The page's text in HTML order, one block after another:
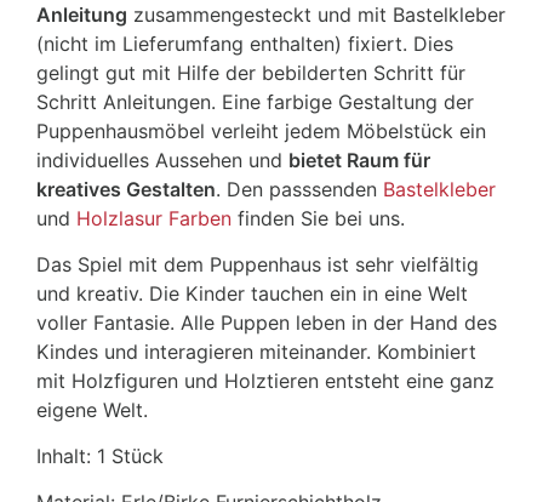
Anleitung zusammengesteckt und mit Bastelkleber
(nicht im Lieferumfang enthalten) fixiert. Dies
gelingt gut mit Hilfe der bebilderten Schritt für
Schritt Anleitungen. Eine farbige Gestaltung der
Puppenhausmöbel verleiht jedem Möbelstück ein
individuelles Aussehen und bietet Raum für
kreatives Gestalten. Den passsenden Bastelkleber
und Holzlasur Farben finden Sie bei uns.
Das Spiel mit dem Puppenhaus ist sehr vielfältig
und kreativ. Die Kinder tauchen ein in eine Welt
voller Fantasie. Alle Puppen leben in der Hand des
Kindes und interagieren miteinander. Kombiniert
mit Holzfiguren und Holztieren entsteht eine ganz
eigene Welt.
Inhalt: 1 Stück